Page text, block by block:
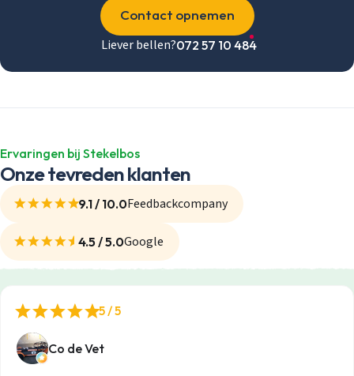
Contact opnemen
Liever bellen?072 57 10 484
Ervaringen bij Stekelbos
Onze tevreden klanten
9.1 / 10.0Feedbackcompany
4.5 / 5.0Google
5 / 5
Co de Vet